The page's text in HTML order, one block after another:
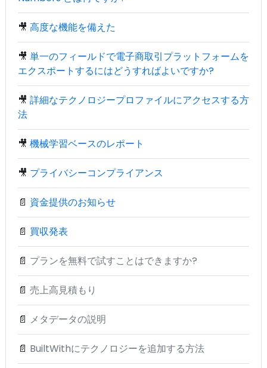
🎥 高度な機能を備えた
🎥 単一のフィールドで電子商取引プラットフォームを
エクスポートするにはどうすればよいですか?
🎥 詳細なテクノロジープロファイルにアクセスする方
法
🎥 機械学習ベースのレポート
🎥 プライバシーコンプライアンス
📄 資金提供のお知らせ
📄 買収発表
📄 プランを無料で試すことはできますか?
📄 売上高見積もり
📄 メタデータの説明
📄 BuiltWithにテクノロジーを追加する方法